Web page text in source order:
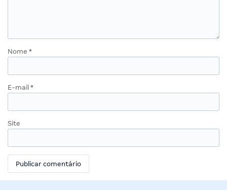
Nome *
E-mail *
Site